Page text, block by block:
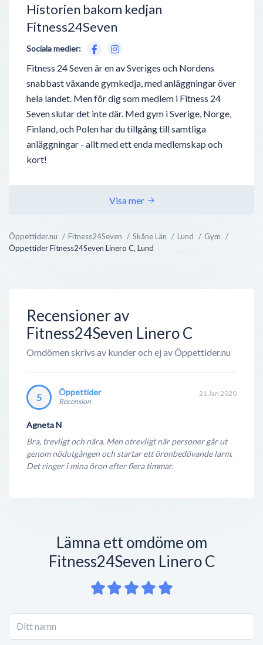
Öppettider.nu Fitness24Seven Skåne Län Lund
Gym
Öppettider Fitness24Seven Linero C, Lund
Historien bakom kedjan
Fitness24Seven
Sociala medier:
Fitness 24 Seven är en av Sveriges och Nordens
snabbast växande gymkedja, med anläggningar över
hela landet. Men för dig som medlem i Fitness 24
Seven slutar det inte där. Med gym i Sverige, Norge,
Finland, och Polen har du tillgång till samtliga
anläggningar - allt med ett enda medlemskap och
kort!
Fitness 24 Seven erbjuder medlemskap till deras
träningsanläggningar för ett av marknadens lägsta
kronor i månaden, och i annat fall kostar ett
Visa mer
Recensioner av
Fitness24Seven Linero C
Omdömen skrivs av kunder och ej av Öppettider.nu
5 Öppettider
Recension
Agneta N
21 Jan 2020
Bra, trevligt och nära. Men otrevligt när personer går ut
genom nödutgången och startar ett öronbedövande larm.
Det ringer i mina öron efter flera timmar.
Lämna ett omdöme om
Fitness24Seven Linero C